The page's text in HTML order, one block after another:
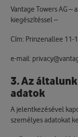
Vantage Towers AG –
kiegészítéssel –
Cím: Prinzenallee 11-
e-mail:
3. Az
adatok
A jelentkezésével
személyes adatokat